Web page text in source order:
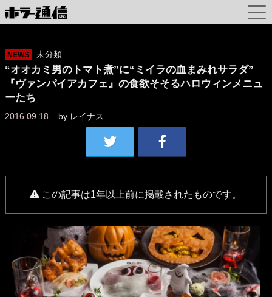
NEWS 未分類
“オオカミ男のトマト煮”に“ミイラの血まみれサラダ”
『ヴァンパイアカフェ』の食欲そそるハロウィンメニュ
ーたち
2016.09.18 by レイナス
この記事は1年以上前に掲載されたものです。